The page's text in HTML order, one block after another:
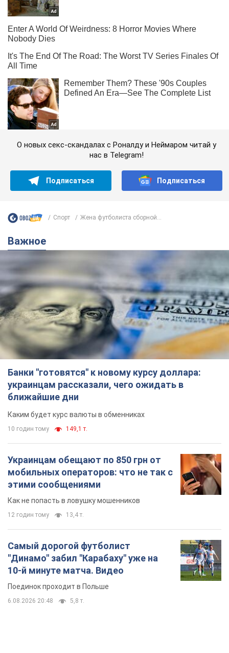
О новых секс-скандалах с Роналду и Неймаром читай у
нас в Telegram!
Подписаться Подписаться
Спорт Жена футболиста сборной...
Важное
Банки "готовятся" к новому курсу доллара:
украинцам рассказали, чего ожидать в
ближайшие дни
Каким будет курс валюты в обменниках
10 годин тому 149,1 т.
Украинцам обещают по 850 грн от
мобильных операторов: что не так с
этими сообщениями
Как не попасть в ловушку мошенников
12 годин тому 13,4 т.
Самый дорогой футболист
"Динамо" забил "Карабаху" уже на
10-й минуте матча. Видео
Поединок проходит в Польше
6.08.2026 20:48 5,8 т.